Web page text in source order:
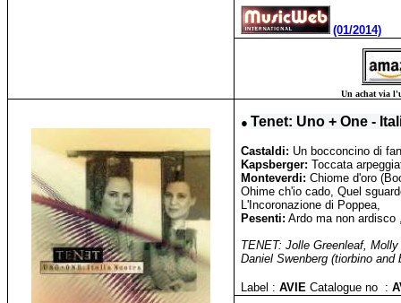
(01/2014)
Un achat via
●Tenet: Uno + One -
Castaldi: Un bocconcino di
Kapsberger:Toccata
Monteverdi:Chiome d'oro
Ohime ch'io cado, Quel
L'Incoronazione di Poppea,
Pesenti: Ardo ma non
TENET: Jolle Greenleaf,
Daniel Swenberg (tiorbino
Label : AVIECatalogue no :